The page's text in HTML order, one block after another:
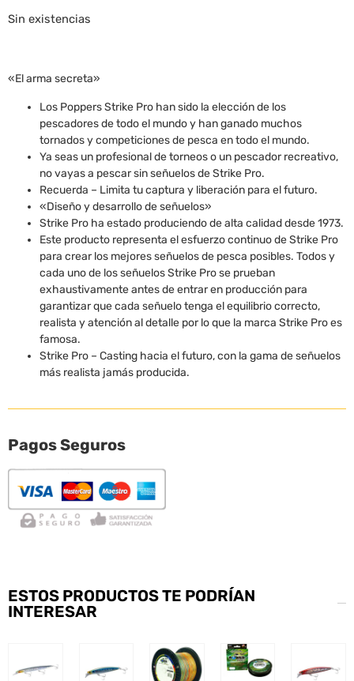
Sin existencias
«El arma secreta»
Los Poppers Strike Pro han sido la elección de los
pescadores de todo el mundo y han ganado muchos
tornados y competiciones de pesca en todo el mundo.
Ya seas un profesional de torneos o un pescador recreativo,
no vayas a pescar sin señuelos de Strike Pro.
Recuerda – Limita tu captura y liberación para el futuro.
«Diseño y desarrollo de señuelos»
Strike Pro ha estado produciendo de alta calidad desde 1973.
Este producto representa el esfuerzo continuo de Strike Pro
para crear los mejores señuelos de pesca posibles. Todos y
cada uno de los señuelos Strike Pro se prueban
exhaustivamente antes de entrar en producción para
garantizar que cada señuelo tenga el equilibrio correcto,
realista y atención al detalle por lo que la marca Strike Pro es
famosa.
Strike Pro – Casting hacia el futuro, con la gama de señuelos
más realista jamás producida.
Pagos Seguros
ESTOS PRODUCTOS TE PODRÍAN
INTERESAR